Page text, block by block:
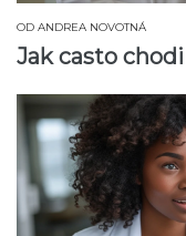
OD ANDREA NOVOTNÁ
Jak casto